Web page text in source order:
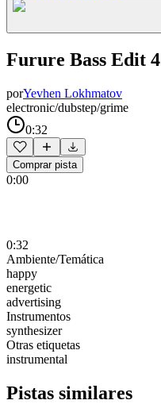
Furure Bass Edit 4
porYevhen Lokhmatov
electronic/dubstep/grime
0:32
Comprar pista
0:00
0:32
Ambiente/Temática
happy
energetic
advertising
Instrumentos
synthesizer
Otras etiquetas
instrumental
Pistas similares